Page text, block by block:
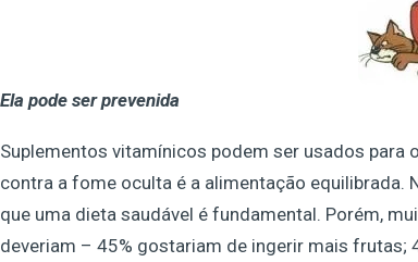
Ela pode ser prevenida
Suplementos vitamínicos podem ser usados para
contra a fome oculta é a alimentação equilibrada.
que uma dieta saudável é fundamental. Porém,
deveriam – 45% gostariam de ingerir mais frutas;